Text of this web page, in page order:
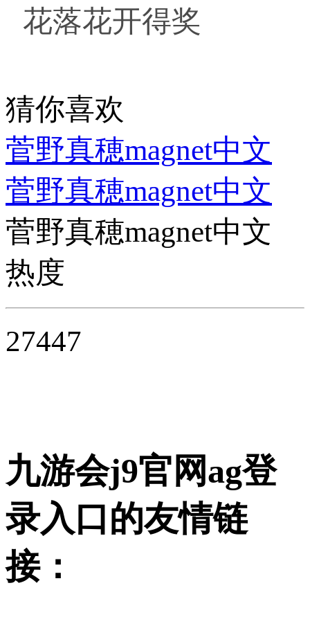
花落花开得奖
猜你喜欢
菅野真穂magnet中文
菅野真穂magnet中文
菅野真穂magnet中文
热度
27447
九游会j9官网ag登
录入口的友情链
接：